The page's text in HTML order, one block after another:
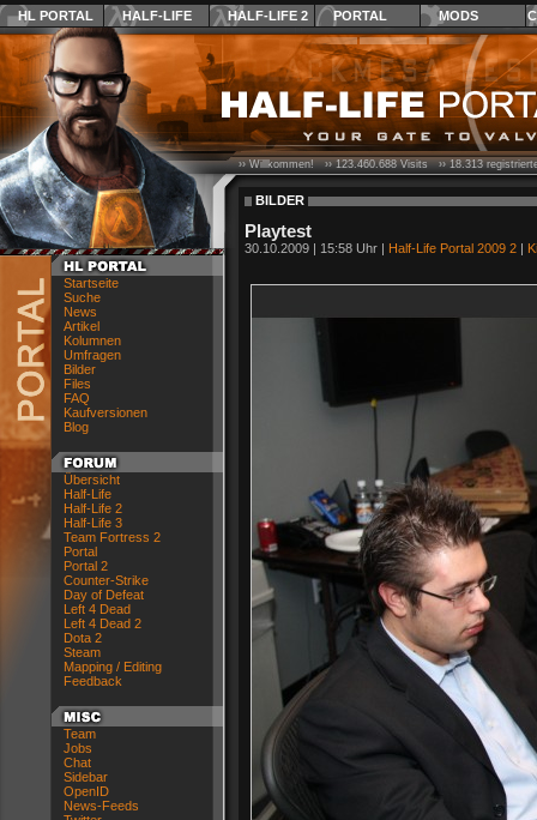
HL PORTAL HALF-LIFE HALF-LIFE 2 PORTAL MODS
Startseite
Suche
News
Artikel
Kolumnen
Umfragen
Bilder
Files
FAQ
Kaufversionen
Blog
Übersicht
Half-Life
Half-Life 2
Half-Life 3
Team Fortress 2
Portal
Portal 2
Counter-Strike
Day of Defeat
Left 4 Dead
Left 4 Dead 2
Dota 2
Steam
Mapping / Editing
Feedback
Team
Jobs
Chat
Sidebar
OpenID
News-Feeds
›› Willkommen! ››123.460.688Visits ››18.313
BILDER
Playtest
30.10.2009 | 15:58 Uhr | Half-Life Portal 2009 2 |